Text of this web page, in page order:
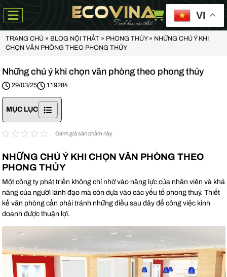
VI
TRANG CHỦ» BLOG NỘI THẤT» PHONG THỦY» NHỮNG CHÚ Ý KHI
CHỌN VĂN PHÒNG THEO PHONG THỦY
Những chú ý khi chọn văn phòng theo phong thủy
29/03/25 119284
MỤC LỤC
Đánh giá sản phẩm này
NHỮNG CHÚ Ý KHI CHỌN VĂN PHÒNG THEO
PHONG THỦY
Một công ty phát triển không chỉ nhờ vào năng lực của nhân viên và khả
năng của người lãnh đạo mà còn dựa vào các yếu tố phong thuỷ. Thiết
kế văn phòng cần phải tránh những điều sau đây để công việc kinh
doanh được thuận lợi.